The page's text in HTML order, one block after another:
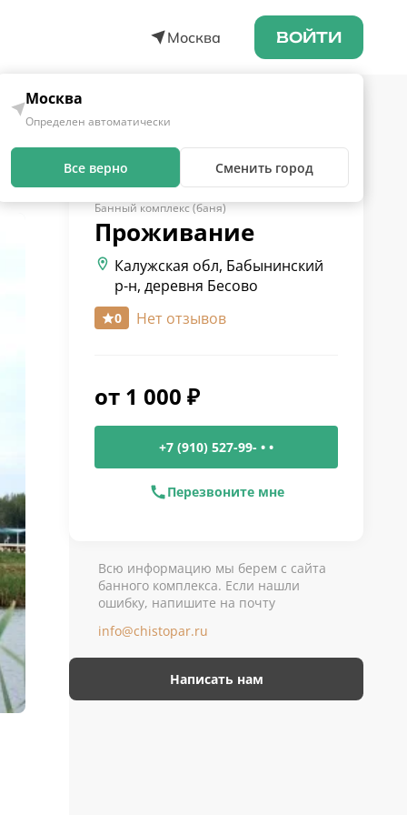
Москва ВОЙТИ
Москва
Определен автоматически
Все верно Сменить город
Банный комплекс (баня)
Проживание
Калужская обл, Бабынинский
р-н, деревня Бесово
0 Нет отзывов
от 1 000 ₽
+7 (910) 527-99- • •
Перезвоните мне
Всю информацию мы берем с сайта
банного комплекса. Если нашли
ошибку, напишите на почту
info@chistopar.ru
Написать нам